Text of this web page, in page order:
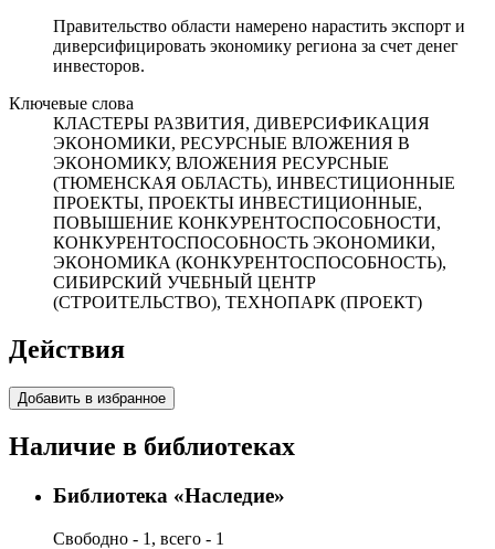
Правительство области намерено нарастить экспорт и
диверсифицировать экономику региона за счет денег
инвесторов.
Ключевые слова
КЛАСТЕРЫ РАЗВИТИЯ, ДИВЕРСИФИКАЦИЯ
ЭКОНОМИКИ, РЕСУРСНЫЕ ВЛОЖЕНИЯ В
ЭКОНОМИКУ, ВЛОЖЕНИЯ РЕСУРСНЫЕ
(ТЮМЕНСКАЯ ОБЛАСТЬ), ИНВЕСТИЦИОННЫЕ
ПРОЕКТЫ, ПРОЕКТЫ ИНВЕСТИЦИОННЫЕ,
ПОВЫШЕНИЕ КОНКУРЕНТОСПОСОБНОСТИ,
КОНКУРЕНТОСПОСОБНОСТЬ ЭКОНОМИКИ,
ЭКОНОМИКА (КОНКУРЕНТОСПОСОБНОСТЬ),
СИБИРСКИЙ УЧЕБНЫЙ ЦЕНТР
(СТРОИТЕЛЬСТВО), ТЕХНОПАРК (ПРОЕКТ)
Действия
Добавить в избранное
Наличие в библиотеках
Библиотека «Наследие»
Свободно - 1, всего - 1